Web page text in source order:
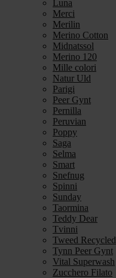
Luna
Merci
Merilin
Merino Cotton
Midnatssol
Merino 120
Mille colori
Natur Uld
Parigi
Peer Gynt
Pernilla
Peruvian
Poppy
Saga
Selma
Smart
Snefnug
Spinni
Sunday
Taormina
Teddy Dear
Tvinni
Tweed Recycled
Tynn Peer Gynt
Vital Superwash
Zucchero Filato